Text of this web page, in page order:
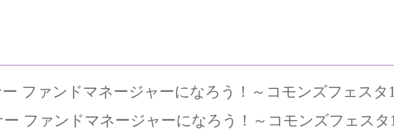
ドマネージャーになろう！～コモンズフェスタ15周年イベント特別企
ンドマネージャーになろう！～コモンズフェスタ15周年イベント特別企